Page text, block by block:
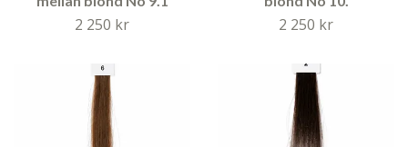
2 250 kr 2 250 kr